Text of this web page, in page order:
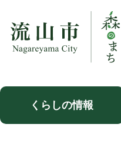
くらしの情報